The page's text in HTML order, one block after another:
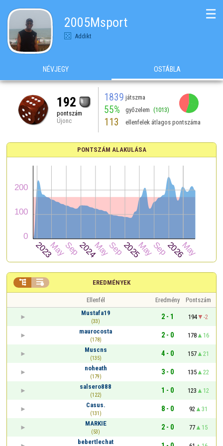
2005Msport
Addikt
☰
NÉVJEGY OSTÁBLA
192
pontszám
Újonc
1839 játszma
55% győzelem (1013)
113 ellenfelek átlagos pontszáma
PONTSZÁM ALAKULÁSA
EREDMÉNYEK
 
Ellenfél Eredmény
Pontszám
Mustafa19
(33)
2 - 1 194
-2
maurocosta
(178)
2 - 0 178
16
Muscns
(135)
4 - 0 157
21
noheath
(179)
3 - 0 135
22
salsero888
(122)
1 - 0 123
12
Casus.
(131)
8 - 0 92
31
MARKIE
(53)
2 - 0 77
15
bebertlechat